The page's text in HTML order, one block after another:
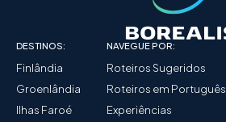
DESTINOS:
Finlândia
Groenlândia
Ilhas Faroé
NAVEGUE POR:
Roteiros Sugeridos
Roteiros em Português
Experiências